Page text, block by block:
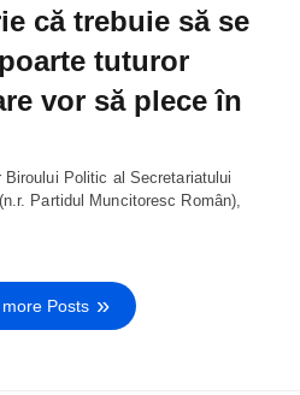
că trebuie să se
tuturor
vor să plece în
Biroului Politic al Secretariatului
Partidul Muncitoresc Român),
Posts